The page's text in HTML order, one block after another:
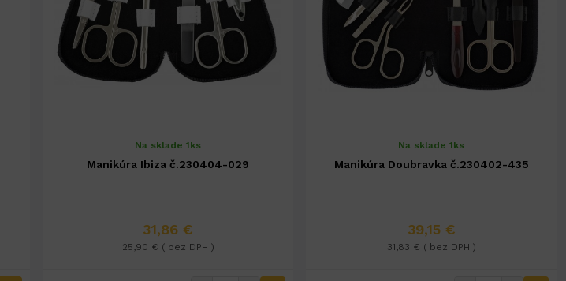
Na sklade 1ks
Manikúra Ibiza č.230404-029
31,86 €
25,90 € ( bez DPH )
Na sklade 1ks
Manikúra Doubravka č.230402-435
39,15 €
31,83 € ( bez DPH )